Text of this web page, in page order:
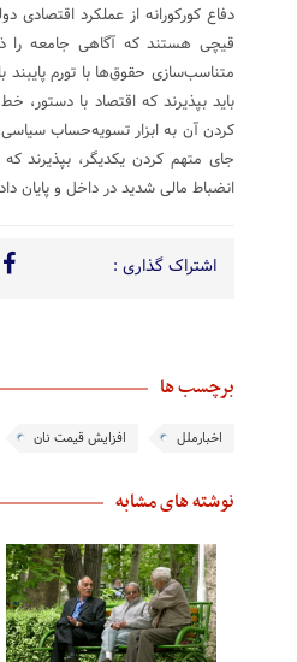
دفاع کورکورانه از عملکرد
قیچی هستند که آگاهی جامعه را
متناسب‌سازی حقوق‌ها با تورم
باید بپذیرند که اقتصاد با
کردن آن به ابزار تسویه‌حساب
جای متهم کردن یکدیگر، بپذیرند
انضباط مالی شدید در داخل و
اشتراک گذاری :
برچسب ها
اخبارملل افزایش قیمت نان
نوشته های مشابه